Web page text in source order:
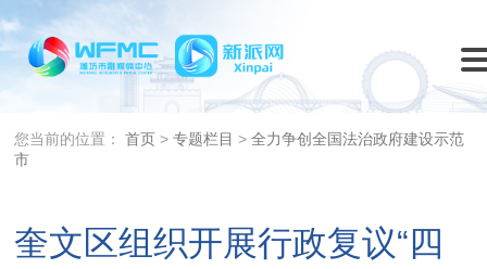
您当前的位置：首页 >专题栏目 >全力争创全国法治政府建设示范
市
奎文区组织开展行政复议“四